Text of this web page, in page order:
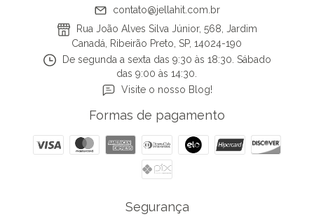
contato@jellahit.com.br
Rua João Alves Silva Júnior, 568, Jardim
Canadá, Ribeirão Preto, SP, 14024-190
De segunda a sexta das 9:30 às 18:30. Sábado
das 9:00 às 14:30.
Visite o nosso Blog!
Formas de pagamento
Segurança